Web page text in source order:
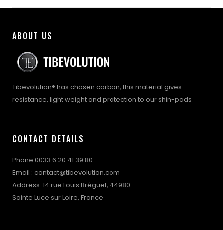
tests d’impact et la compatibilité avec la peau
– Disponible en 3 tailles : S, M, et L
– Modèle mixte
adulte
ABOUT US
Tibevolution® has chosen carbon, this material gives
resistance, light weight and protection to our shin-pads
CONTACT DETAILS
Phone 0033 6 20 41 39 80
Email : contact@tibevolution.com
Address: 14 rue Louis Bréguet, 44980
Sainte Luce sur Loire, France